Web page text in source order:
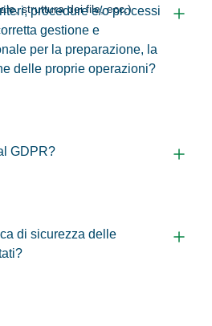
struttura dei file, ecc.)
procedure e/o processi
gestione e
per la preparazione, la
delle proprie operazioni?
GDPR?
di sicurezza delle